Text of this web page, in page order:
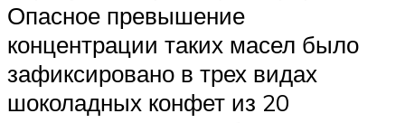
Опасное превышение
концентрации таких масел было
зафиксировано в трех видах
шоколадных конфет из 20